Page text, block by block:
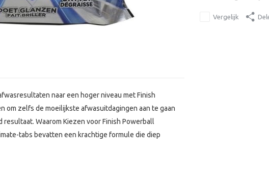
naar een hoger niveau met Finish
om zelfs de moeilijkste afwasuitdagingen aan te gaan
Waarom Kiezen voor Finish Powerball
tabs bevatten een krachtige formule die diep
Vergelijk